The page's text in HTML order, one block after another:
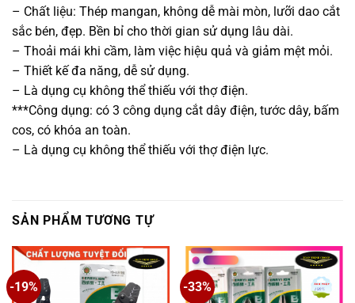
– Chất liệu: Thép mangan, không dễ mài mòn, lưỡi dao cắt
sắc bén, đẹp. Bền bỉ cho thời gian sử dụng lâu dài.
– Thoải mái khi cầm, làm việc hiệu quả và giảm mệt mỏi.
– Thiết kế đa năng, dễ sử dụng.
– Là dụng cụ không thể thiếu với thợ điện.
***Công dụng: có 3 công dụng cắt dây điện, tước dây, bấm
cos, có khóa an toàn.
– Là dụng cụ không thể thiếu với thợ điện lực.
SẢN PHẨM TƯƠNG TỰ
-19% -33%